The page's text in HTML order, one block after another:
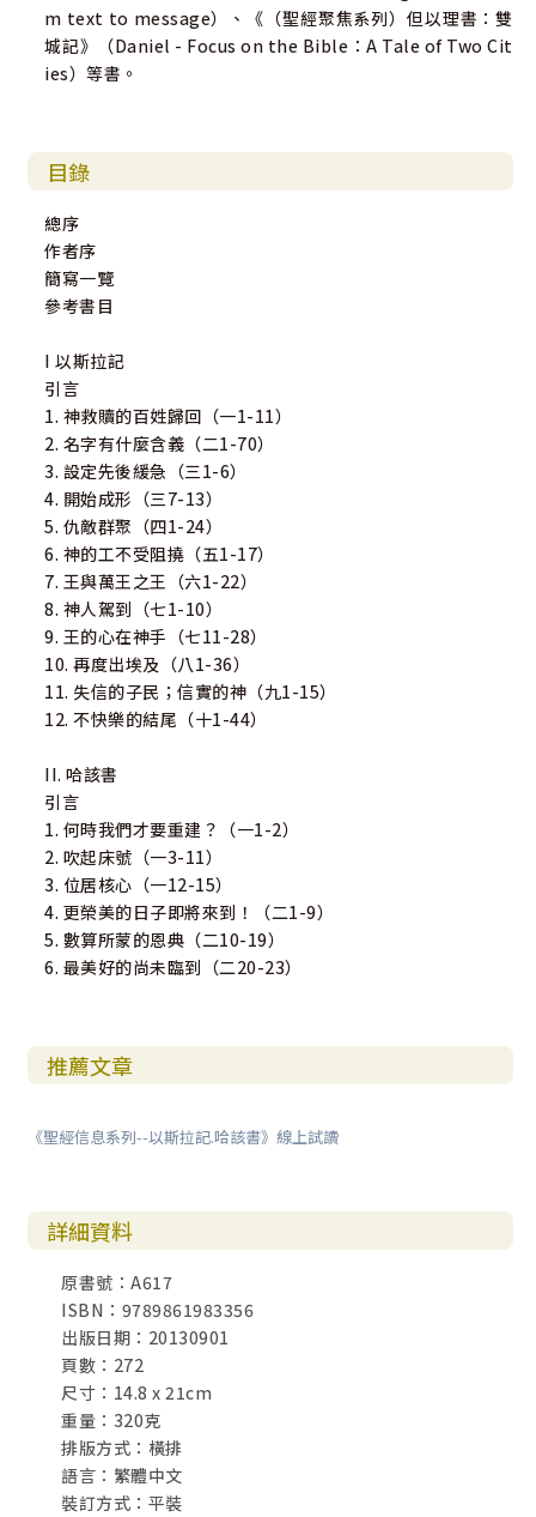
m text to message）、《（聖經聚焦系列）但以理書：雙
城記》（Daniel - Focus on the Bible：A Tale of Two Cit
ies）等書。
目錄
總序
作者序
簡寫一覽
參考書目
I 以斯拉記
引言
1. 神救贖的百姓歸回（一1-11）
2. 名字有什麼含義（二1-70）
3. 設定先後緩急（三1-6）
4. 開始成形（三7-13）
5. 仇敵群聚（四1-24）
6. 神的工不受阻撓（五1-17）
7. 王與萬王之王（六1-22）
8. 神人駕到（七1-10）
9. 王的心在神手（七11-28）
10. 再度出埃及（八1-36）
11. 失信的子民；信實的神（九1-15）
12. 不快樂的結尾（十1-44）
II. 哈該書
引言
1. 何時我們才要重建？（一1-2）
2. 吹起床號（一3-11）
3. 位居核心（一12-15）
4. 更榮美的日子即將來到！（二1-9）
5. 數算所蒙的恩典（二10-19）
6. 最美好的尚未臨到（二20-23）
推薦文章
《聖經信息系列--以斯拉記.哈該書》線上試讀
詳細資料
原書號：A617
ISBN：9789861983356
出版日期：20130901
頁數：272
尺寸：14.8 x 21cm
重量：320克
排版方式：橫排
語言：繁體中文
裝訂方式：平裝